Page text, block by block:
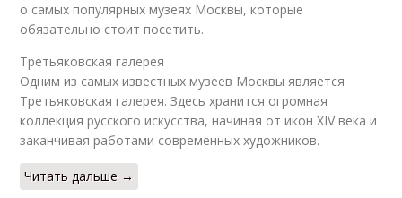
о самых популярных музеях Москвы, которые
обязательно стоит посетить.
Третьяковская галерея
Одним из самых известных музеев Москвы является
Третьяковская галерея. Здесь хранится огромная
коллекция русского искусства, начиная от икон XIV века и
заканчивая работами современных художников.
Читать дальше →